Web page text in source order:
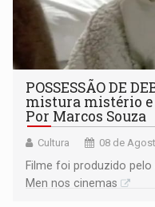
POSSESSÃO DE
mistura mistério e
Por Marcos Souza
Cultura 08 de
Filme foi produzido
Men nos cinemas